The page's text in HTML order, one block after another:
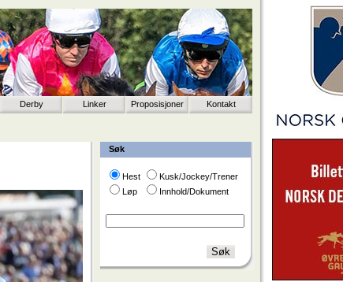
Derby Linker Proposisjoner Kontakt
Søk
Hest
Kusk/Jockey/Trener
Løp
Innhold/Dokument